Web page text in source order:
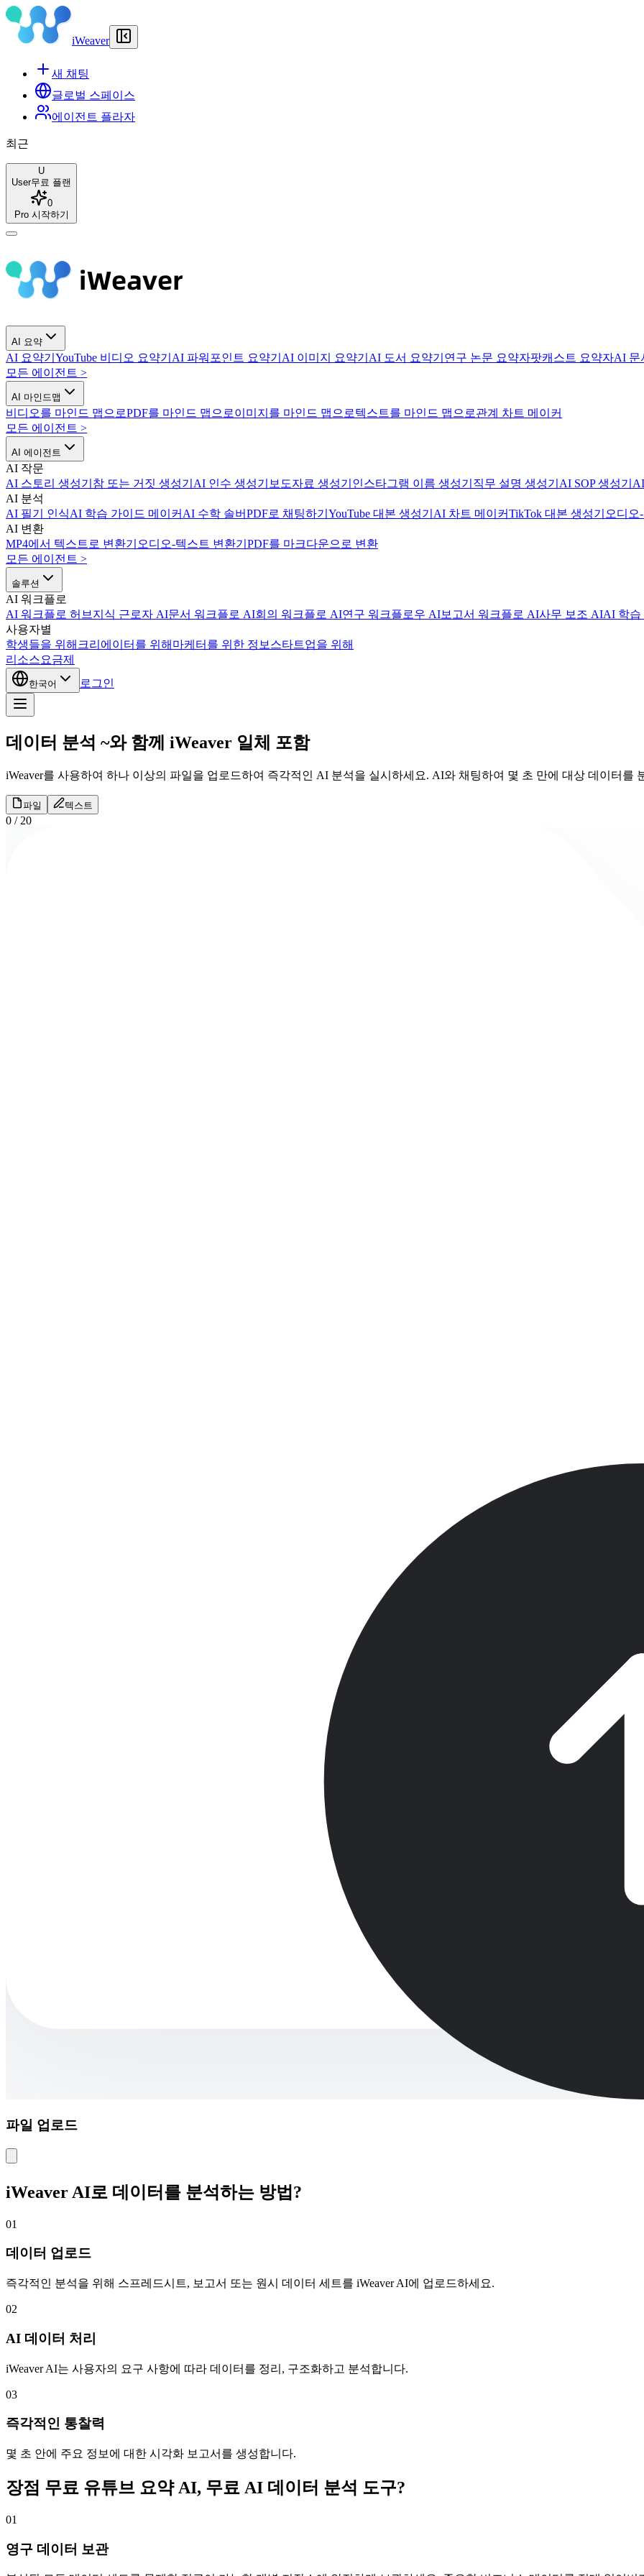
iWeaver
새 채팅
글로벌 스페이스
에이전트 플라자
최근
U
User무료 플랜
0
Pro 시작하기
AI 요약
AI 요약기 YouTube 비디오 요약기 AI 파워포인트 요약기 AI 이미지 요약기 AI 도서 요약기 연구 논문 요약자팟캐스트 요약자AI 문
모든 에이전트 >
AI 마인드맵
비디오를 마인드 맵으로PDF를 마인드 맵으로이미지를 마인드 맵으로텍스트를 마인드 맵으로관계 차트 메이커
모든 에이전트 >
AI 에이전트
AI 작문
AI 스토리 생성기 참 또는 거짓 생성기 AI 인수 생성기 보도자료 생성기 인스타그램 이름 생성기 직무 설명 생성기 AI SOP 생성기
AI 분석
AI 필기 인식AI 학습 가이드 메이커 AI 수학 솔버PDF로 채팅하기 YouTube 대본 생성기 AI 차트 메이커TikTok 대본 생성기 오디오
AI 변환
MP4에서 텍스트로 변환기 오디오-텍스트 변환기 PDF를 마크다운으로 변환
모든 에이전트 >
솔루션
AI 워크플로
AI 워크플로 허브 지식 근로자 AI문서 워크플로 AI회의 워크플로 AI연구 워크플로우 AI보고서 워크플로 AI사무 보조 AIAI 학습
사용자별
학생들을 위해 크리에이터를 위해 마케터를 위한 정보 스타트업을 위해
리소스요금제
한국어 로그인
데이터 분석 ~와 함께 iWeaver 일체 포함
iWeaver를 사용하여 하나 이상의 파일을 업로드하여 즉각적인 AI 분석을 실시하세요. AI와 채팅하여 몇 초 만에 대상 데이터를
파일 텍스트
0 / 20
파일 업로드
iWeaver AI로 데이터를 분석하는 방법?
01
데이터 업로드
즉각적인 분석을 위해 스프레드시트, 보고서 또는 원시 데이터 세트를 iWeaver AI에 업로드하세요.
02
AI 데이터 처리
iWeaver AI는 사용자의 요구 사항에 따라 데이터를 정리, 구조화하고 분석합니다.
03
즉각적인 통찰력
몇 초 안에 주요 정보에 대한 시각화 보고서를 생성합니다.
장점 무료 유튜브 요약 AI, 무료 AI 데이터 분석 도구?
01
영구 데이터 보관